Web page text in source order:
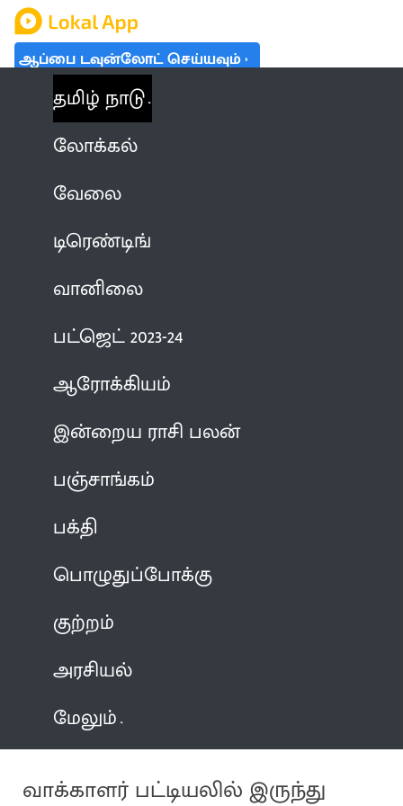
ஆப்பை டவுன்லோட் செய்யவும்
தமிழ் நாடு
லோக்கல்
வேலை
டிரெண்டிங்
வானிலை
பட்ஜெட் 2023-24
ஆரோக்கியம்
இன்றைய ராசி பலன்
பஞ்சாங்கம்
பக்தி
பொழுதுப்போக்கு
குற்றம்
அரசியல்
மேலும்
வாக்காளர் பட்டியலில் இருந்து